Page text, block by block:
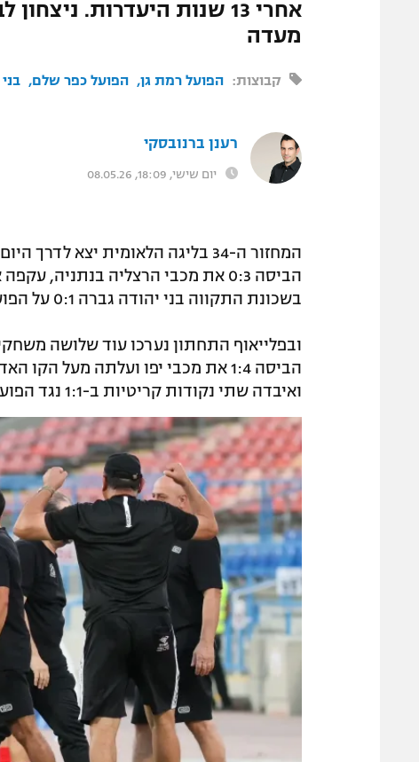
אחרי 13 שנות היעדרות.
מעדה
קבוצות: הפועל רמת גן הפועל כפר שלם
רענן ברנובסקי
יום שישי, 18:09, 08.05.26
המחזור ה-34 בליגה הלאומית
הביסה 0:3 את מכבי הרצליה
בשכונת התקווה בני יהודה גברה 0:1 על הפועל כפר של.
ובפלייאוף התחתון נערכו עוד שלושה
הביסה 1:4 את מכבי יפו ועלתה מעל
ואיבדה שתי נקודות קריטיות ב-1:1 נגד הפועל עפולה.